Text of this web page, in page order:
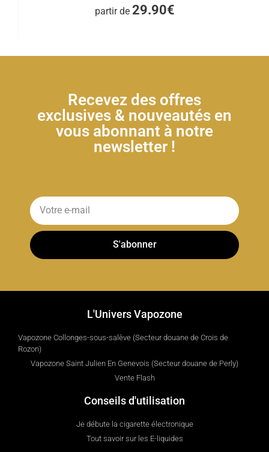
partir de 29.90€
Recevez des offres
exclusives & nouveautés en
vous abonnant à notre
newsletter !
S'abonner
L'Univers Vapozone
Vapozone Collonges-sous-salève (Secteur douane de Crois de
Rozon)
Vapozone Saint Julien En Genevois (Secteur douane de Perly)
Vente Flash
Conseils d'utilisation
Je débute la cigarette électronique
Tout savoir sur les E-liquides